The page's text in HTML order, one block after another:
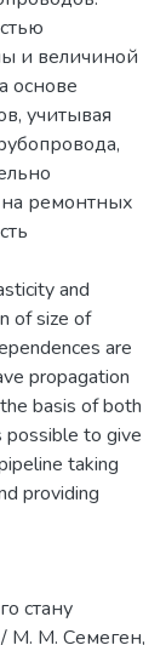
и величиной
основе
учитывая
ремонтных
and
of size of
are
propagation
basis of both
possible to give
taking
providing
стану
/ М. М. Семеген,